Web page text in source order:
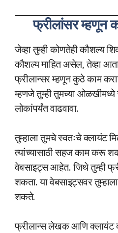
फ्रीलांसर म्हणून
जेव्हा तुम्ही कोणतेही कौशल्य
कौशल्य माहित असेल, तेव्हा
फ्रीलान्सर म्हणून कुठे काम
म्हणजे तुम्ही तुमच्या ओळखीमध्ये
लोकांपर्यंत वाढवावा.
तुम्हाला तुमचे स्वतःचे क्लायंट
त्यांच्यासाठी सहज काम
वेबसाइट्स आहेत. जिथे तुम्ही
शकता. या वेबसाइट्सवर
शकते.
फ्रीलान्स लेखक आणि क्लायंट